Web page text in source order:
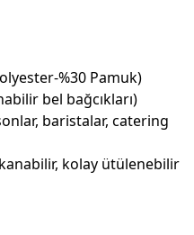
%30 Pamuk)
bel bağcıkları)
baristalar, catering
kolay ütülenebilir